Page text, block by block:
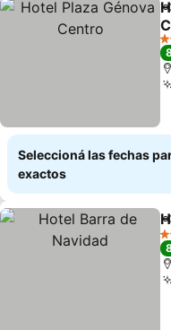
4
Seleccioná las fechas
exactos
3